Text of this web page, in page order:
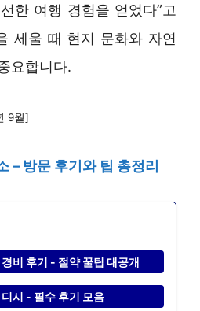
한 여행 경험을 얻었다”고
세울 때 현지 문화와 자연
요합니다.
9월]
– 방문 후기와 팁 총정리
비 후기 - 절약 꿀팁 대공개
시 - 필수 후기 모음